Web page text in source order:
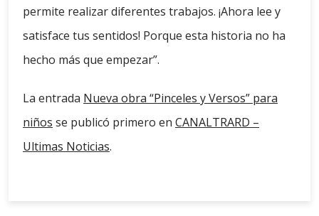
permite realizar diferentes trabajos. ¡Ahora lee y
satisface tus sentidos! Porque esta historia no ha
hecho más que empezar”.
La entrada Nueva obra “Pinceles y Versos” para
niños se publicó primero en CANALTRARD –
Ultimas Noticias.